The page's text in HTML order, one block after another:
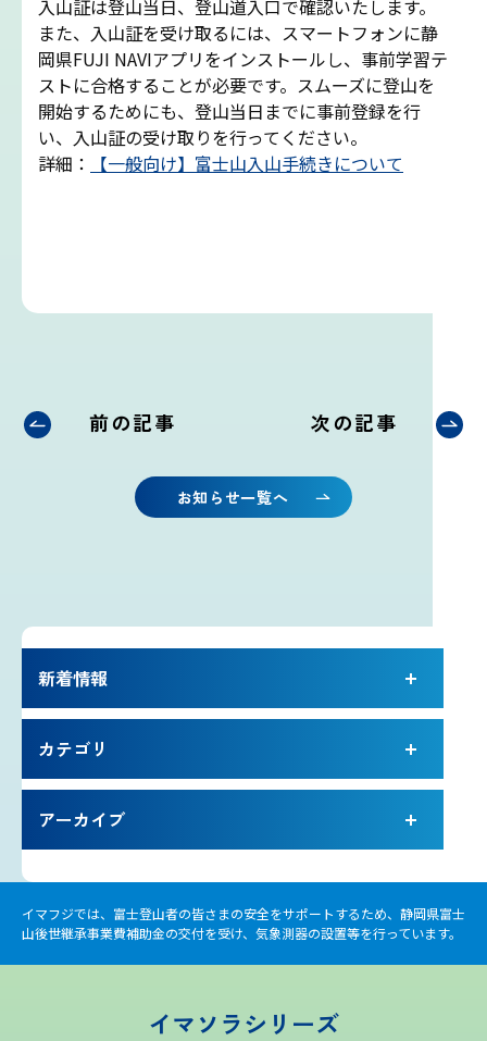
イマフジプロジェクト
雷プロジェクト
お知らせ
利用規約
お問い合わせ
気象庁 関連リンク
運営会社
入山証は登山当日、登山道入口で確認いたします。
また、入山証を受け取るには、スマートフォンに静
岡県FUJI NAVIアプリをインストールし、事前学習テ
ストに合格することが必要です。スムーズに登山を
開始するためにも、登山当日までに事前登録を行
い、入山証の受け取りを行ってください。
詳細：
【一般向け】富士山入山手続きについて
前の記事
お知らせ一覧へ
次の記事
新着情報
カテゴリ
アーカイブ
イマフジでは、富士登山者の皆さまの安全をサポートするため、静岡県富士
山後世継承事業費補助金の交付を受け、気象測器の設置等を行っています。
イマソラシリーズ